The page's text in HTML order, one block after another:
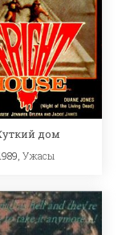
дом
Ужасы